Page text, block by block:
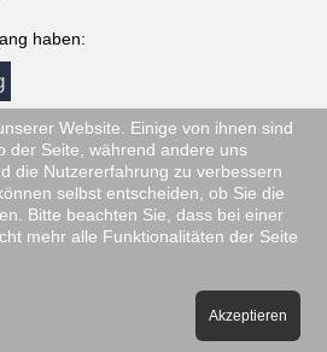
haben:
Website. Einige von ihnen sind
der Seite, während andere uns
die Nutzererfahrung zu verbessern
selbst entscheiden, ob Sie die
Bitte beachten Sie, dass bei einer
mehr alle Funktionalitäten der Seite
Akzeptieren